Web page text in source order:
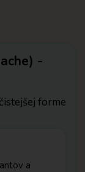
-
forme
a